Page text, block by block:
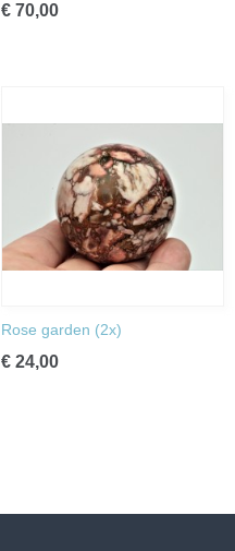
€ 70,00
Rose garden (2x)
€ 24,00